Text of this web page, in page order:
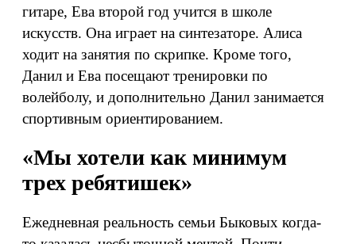
гитаре, Ева второй год учится в школе
искусств. Она играет на синтезаторе. Алиса
ходит на занятия по скрипке. Кроме того,
Данил и Ева посещают тренировки по
волейболу, и дополнительно Данил занимается
спортивным ориентированием.
«Мы хотели как минимум
трех ребятишек»
Ежедневная реальность семьи Быковых когда-